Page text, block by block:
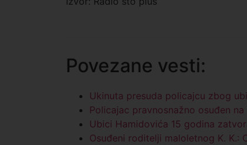
Povezane vesti:
Ukinuta presuda policajcu zbog
Policajac pravnosnažno osuđen
Ubici Hamidovića 15 godina
Osuđeni roditelji maloletnog K. K.: